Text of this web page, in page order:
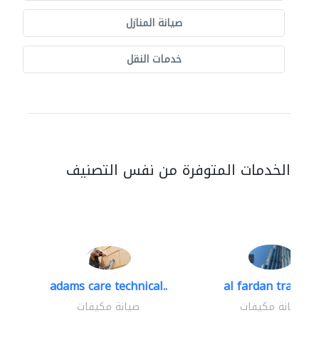
صيانة المنازل
خدمات النقل
الخدمات المتوفرة من نفس التصنيف
adams care technical..
صيانة مكيفات
al fardan trading..
صيانة مكيفات